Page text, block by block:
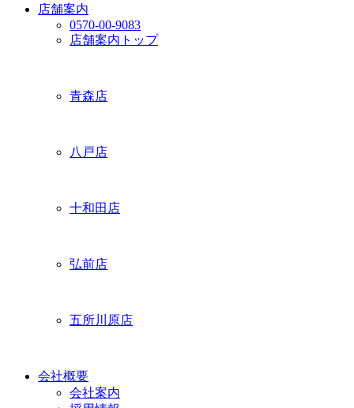
店舗案内
0570-00-9083
店舗案内トップ
青森店
八戸店
十和田店
弘前店
五所川原店
会社概要
会社案内